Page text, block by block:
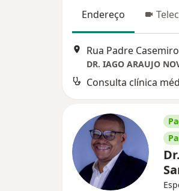
Endereço
DR. IAGO ARAUJO
Consulta clínica